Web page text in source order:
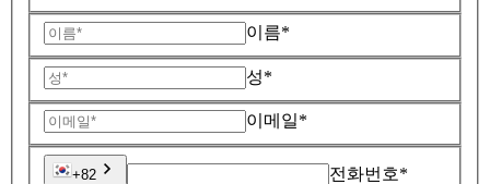
이름*
성*
이메일*
+82 전화번호*